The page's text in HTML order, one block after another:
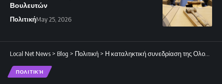
Βουλευτών
ΠολιτικήMay 25, 2026
Local Net News > Blog > Πολιτική > Η καταληκτική συνεδρίαση της Ολομέλειας της Βουλής με την υφιστάμενη σύνθεση
ΠΟΛΙΤΙΚΉ